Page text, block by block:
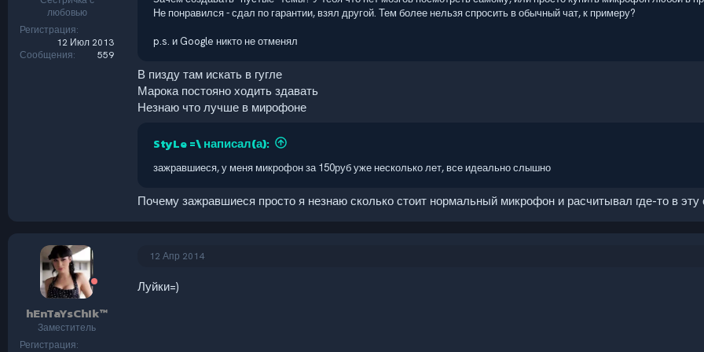
любовью
Регистрация
12 Июл 2013
Сообщения
559
Не понравился - сдал по гарантии, взял другой. Тем более нельзя спросить в обычный чат, к примеру?
p.s. и Google никто не отменял
В пизду там искать в гугле
Марока постояно ходить здавать
Незнаю что лучше в мирофоне
StyLe =\ написал(а):
зажравшиеся, у меня микрофон за 150руб уже несколько лет, все идеально слышно
Почему зажравшиеся просто я незнаю сколько стоит нормальный микрофон и расчитывал где-то в
hEnTaYsChIk™
Заместитель
Регистрация
12 Апр 2014
Луйки=)